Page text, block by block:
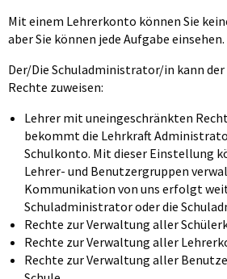
Mit einem Lehrerkonto können Sie
aber Sie können jede Aufgabe einsehen.
Der/Die Schuladministrator/in kann
Rechte zuweisen:
Lehrer mit uneingeschränkten
bekommt die Lehrkraft
Schulkonto. Mit dieser Einstellung
Lehrer- und Benutzergruppen
Kommunikation von uns erfolgt
Schuladministrator oder die
Rechte zur Verwaltung aller
Rechte zur Verwaltung aller
Rechte zur Verwaltung aller